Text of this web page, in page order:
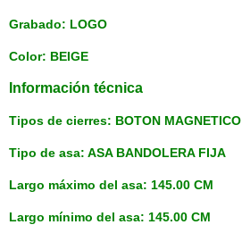
Grabado: LOGO
Color: BEIGE
Información técnica
Tipos de cierres: BOTON MAGNETICO
Tipo de asa: ASA BANDOLERA FIJA
Largo máximo del asa: 145.00 CM
Largo mínimo del asa: 145.00 CM